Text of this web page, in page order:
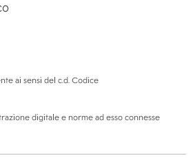
ai sensi del c.d. Codice
e norme ad esso connesse